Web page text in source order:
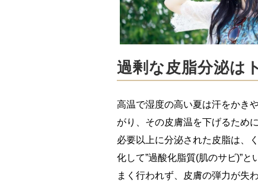
過剰な皮脂分泌は
高温で湿度の高い夏は汗をかき
がり、その皮膚温を下げるため
必要以上に分泌された皮脂は、
化して”過酸化脂質(肌のサビ)”
まく行われず、皮膚の弾力が失